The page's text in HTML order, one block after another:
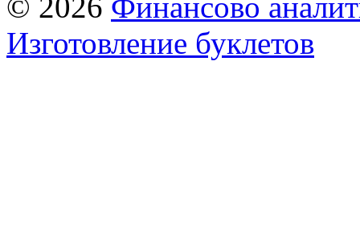
© 2026 Финансово
Изготовление буклетов